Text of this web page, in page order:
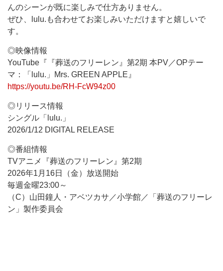
んのシーンが既に楽しみで仕方ありません。
ぜひ、lulu.も合わせてお楽しみいただけますと嬉しいで
す。
◎映像情報
YouTube『『葬送のフリーレン』第2期 本PV／OPテー
マ：「lulu.」Mrs. GREEN APPLE』
https://youtu.be/RH-FcW94z00
◎リリース情報
シングル「lulu.」
2026/1/12 DIGITAL RELEASE
◎番組情報
TVアニメ『葬送のフリーレン』第2期
2026年1月16日（金）放送開始
毎週金曜23:00～
（C）山田鐘人・アベツカサ／小学館／「葬送のフリーレ
ン」製作委員会